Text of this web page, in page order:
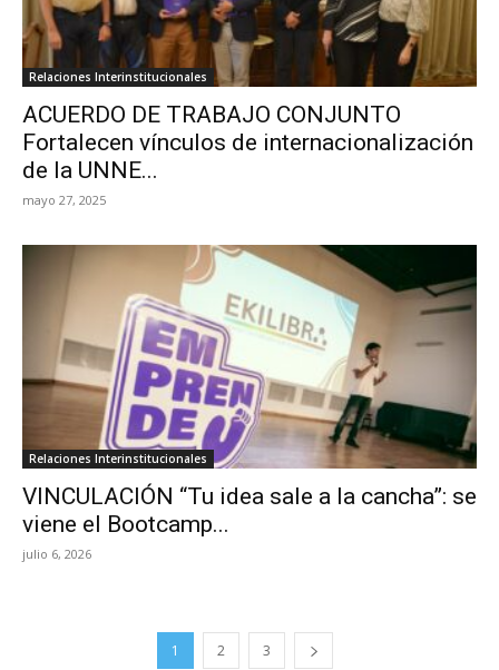
Relaciones Interinstitucionales
ACUERDO DE TRABAJO CONJUNTO
Fortalecen vínculos de internacionalización
de la UNNE...
mayo 27, 2025
Relaciones Interinstitucionales
VINCULACIÓN “Tu idea sale a la cancha”: se
viene el Bootcamp...
julio 6, 2026
1 2 3